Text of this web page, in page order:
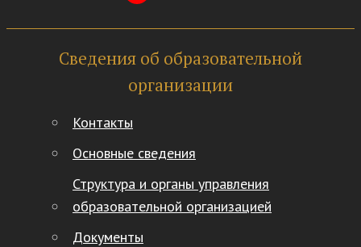
Сведения об образовательной
организации
Контакты
Основные сведения
Структура и органы управления
образовательной организацией
Документы